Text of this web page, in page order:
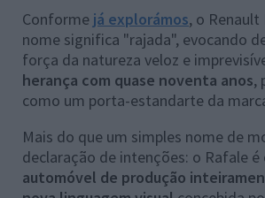
Conforme já explorámos, o Renault
nome significa "rajada", evocando
força da natureza veloz e
herança com quase noventa anos,
como um porta-estandarte da
Mais do que um simples nome de
declaração de intenções: o Rafale é
automóvel de produção